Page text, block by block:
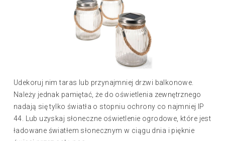
Udekoruj nim taras lub przynajmniej drzwi balkonowe.
Należy jednak pamiętać, że do oświetlenia zewnętrznego
nadają się tylko światła o stopniu ochrony co najmniej IP
44. Lub uzyskaj słoneczne oświetlenie ogrodowe, które jest
ładowane światłem słonecznym w ciągu dnia i pięknie